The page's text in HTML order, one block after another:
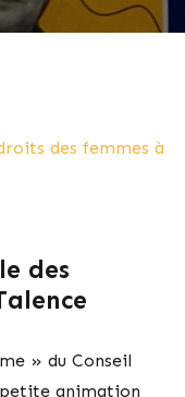
des femmes à
des
» du Conseil
petite animation